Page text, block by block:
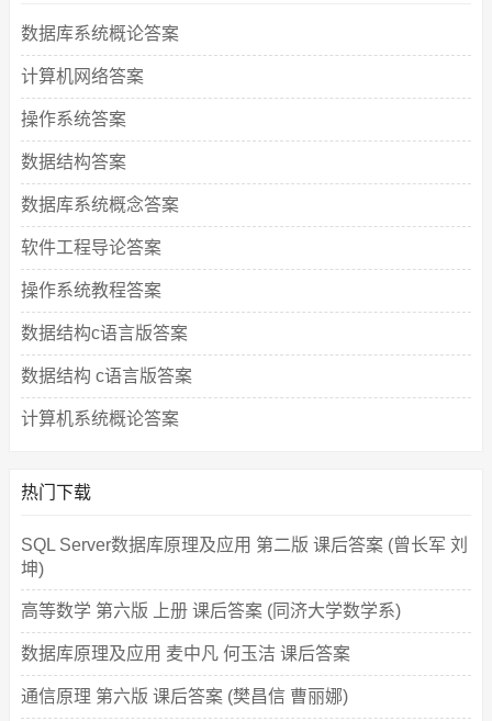
数据库系统概论答案
计算机网络答案
操作系统答案
数据结构答案
数据库系统概念答案
软件工程导论答案
操作系统教程答案
数据结构c语言版答案
数据结构 c语言版答案
计算机系统概论答案
热门下载
SQL Server数据库原理及应用 第二版 课后答案 (曾长军 刘
坤)
高等数学 第六版 上册 课后答案 (同济大学数学系)
数据库原理及应用 麦中凡 何玉洁 课后答案
通信原理 第六版 课后答案 (樊昌信 曹丽娜)